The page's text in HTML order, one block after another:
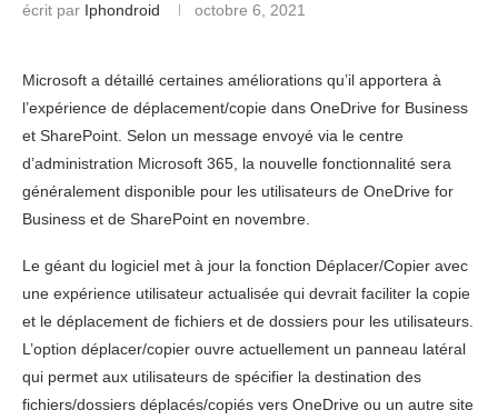
écrit par Iphondroid octobre 6, 2021
Microsoft a détaillé certaines améliorations qu’il apportera à
l’expérience de déplacement/copie dans OneDrive for Business
et SharePoint. Selon un message envoyé via le centre
d’administration Microsoft 365, la nouvelle fonctionnalité sera
généralement disponible pour les utilisateurs de OneDrive for
Business et de SharePoint en novembre.
Le géant du logiciel met à jour la fonction Déplacer/Copier avec
une expérience utilisateur actualisée qui devrait faciliter la copie
et le déplacement de fichiers et de dossiers pour les utilisateurs.
L’option déplacer/copier ouvre actuellement un panneau latéral
qui permet aux utilisateurs de spécifier la destination des
fichiers/dossiers déplacés/copiés vers OneDrive ou un autre site